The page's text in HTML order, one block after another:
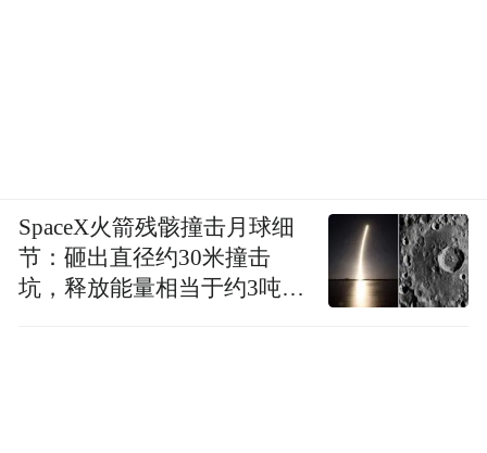
SpaceX火箭残骸撞击月球细
节：砸出直径约30米撞击
坑，释放能量相当于约3吨